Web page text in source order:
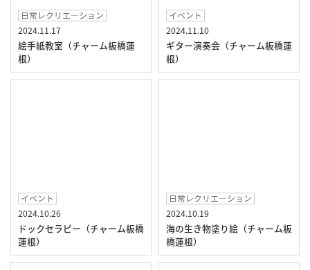
日常レクリエ―ション
2024.11.17
絵手紙教室（チャーム板橋蓮
根）
イベント
2024.11.10
ギター演奏会（チャーム板橋蓮
根）
イベント
2024.10.26
ドックセラピー（チャーム板橋
蓮根）
日常レクリエ―ション
2024.10.19
海の生き物塗り絵（チャーム板
橋蓮根）